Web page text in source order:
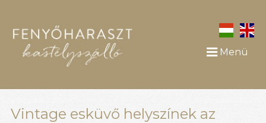
Menü
Vintage esküvő helyszínek az